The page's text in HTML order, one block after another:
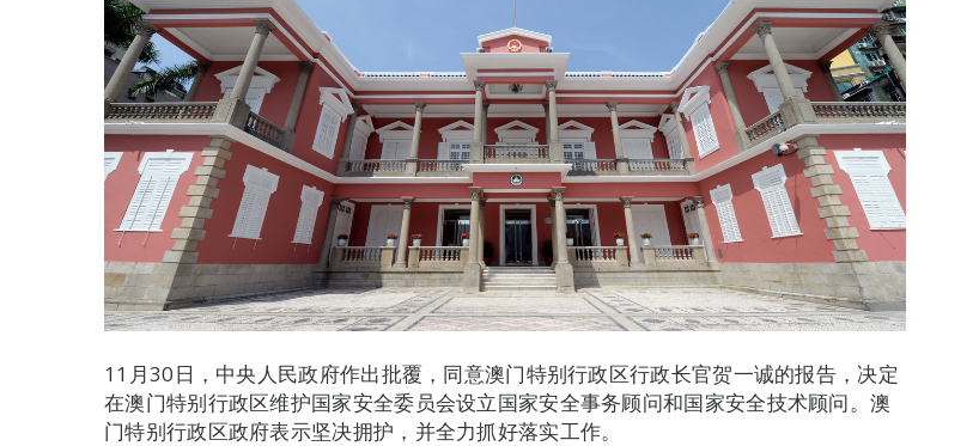
11月30日，中央人民政府作出批覆，同意澳门特别行政区行政长官贺一诚的报告，决定
在澳门特别行政区维护国家安全委员会设立国家安全事务顾问和国家安全技术顾问。澳
门特别行政区政府表示坚决拥护，并全力抓好落实工作。